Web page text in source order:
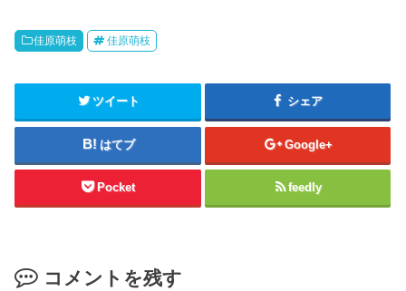
佳原萌枝 佳原萌枝
ツイート シェア
はてブ Google+
Pocket feedly
コメントを残す